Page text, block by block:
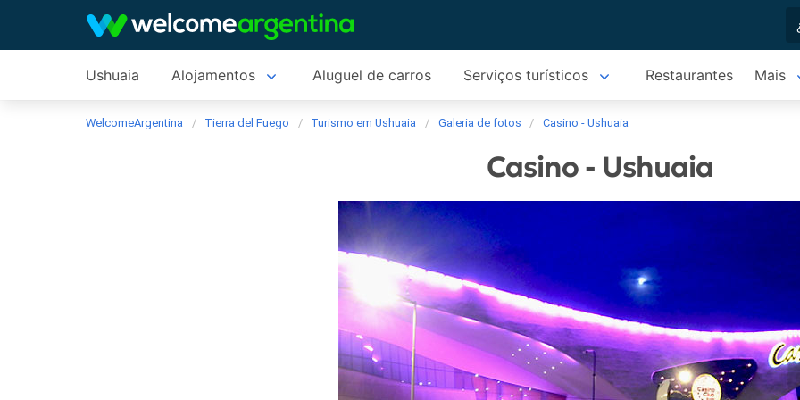
Ushuaia Alojamentos Aluguel de carros Serviços turísticos Restaurantes Mais
WelcomeArgentina Tierra del Fuego Turismo em Ushuaia Galeria de fotos Casino - Ushuaia
Casino - Ushuaia